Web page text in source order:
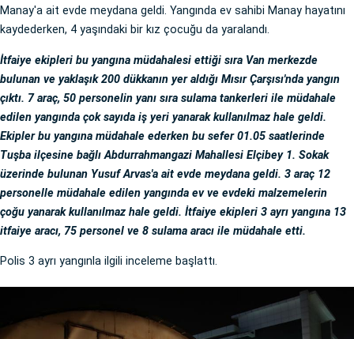
Manay'a ait evde meydana geldi. Yangında ev sahibi Manay hayatını
kaydederken, 4 yaşındaki bir kız çocuğu da yaralandı.
İtfaiye ekipleri bu yangına müdahalesi ettiği sıra Van merkezde
bulunan ve yaklaşık 200 dükkanın yer aldığı Mısır Çarşısı'nda yangın
çıktı. 7 araç, 50 personelin yanı sıra sulama tankerleri ile müdahale
edilen yangında çok sayıda iş yeri yanarak kullanılmaz hale geldi.
Ekipler bu yangına müdahale ederken bu sefer 01.05 saatlerinde
Tuşba ilçesine bağlı Abdurrahmangazi Mahallesi Elçibey 1. Sokak
üzerinde bulunan Yusuf Arvas'a ait evde meydana geldi. 3 araç 12
personelle müdahale edilen yangında ev ve evdeki malzemelerin
çoğu yanarak kullanılmaz hale geldi. İtfaiye ekipleri 3 ayrı yangına 13
itfaiye aracı, 75 personel ve 8 sulama aracı ile müdahale etti.
Polis 3 ayrı yangınla ilgili inceleme başlattı.